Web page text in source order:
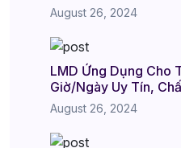
August 26, 2024
LMD Ứng Dụng Cho
Giờ/Ngày Uy Tín,
August 26, 2024